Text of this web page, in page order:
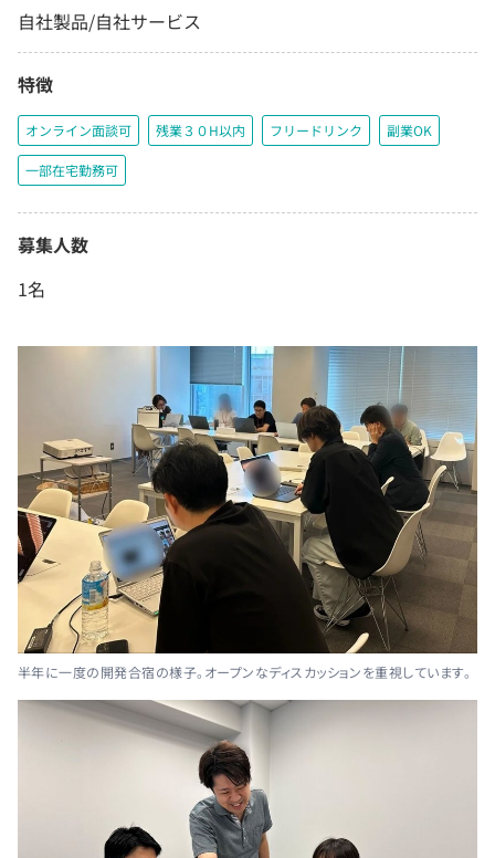
自社製品/自社サービス
特徴
オンライン面談可 残業３０H以内 フリードリンク 副業OK
一部在宅勤務可
募集人数
1名
半年に一度の開発合宿の様子。オープンなディスカッションを重視しています。